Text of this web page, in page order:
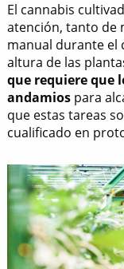
El cannabis
atención, tanto de
manual durante el
altura de las
que requiere que
andamiospara
que estas tareas
cualificado en